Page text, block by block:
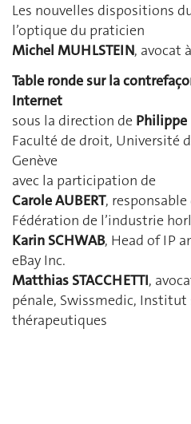
Les nouvelles dispositions
l’optique du praticien
Michel MUHLSTEIN, avocat
Table ronde sur la
Internet
sous la direction de Philippe
Faculté de droit, Université
Genève
avec la participation de
Carole AUBERT,
Fédération de l’industrie
Karin SCHWAB, Head of IP
eBay Inc.
Matthias STACCHETTI,
pénale, Swissmedic,
thérapeutiques